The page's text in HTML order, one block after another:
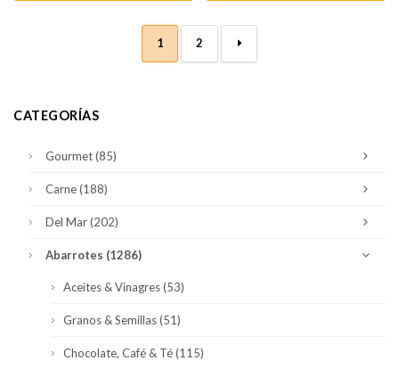
1 2 →
CATEGORÍAS
Gourmet(85)
Carne(188)
Del Mar(202)
Abarrotes (1286)
Aceites & Vinagres(53)
Granos & Semillas(51)
Chocolate, Café & Té(115)